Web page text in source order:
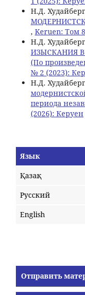
Н.Д.
, Keruen: Том
Н.Д.
ИЗЫСКАНИЯ
(По
№ 2 (2023):
Н.Д.
периода
(2026): Керуен
Язык
Қазақ
Русский
English
Отправить